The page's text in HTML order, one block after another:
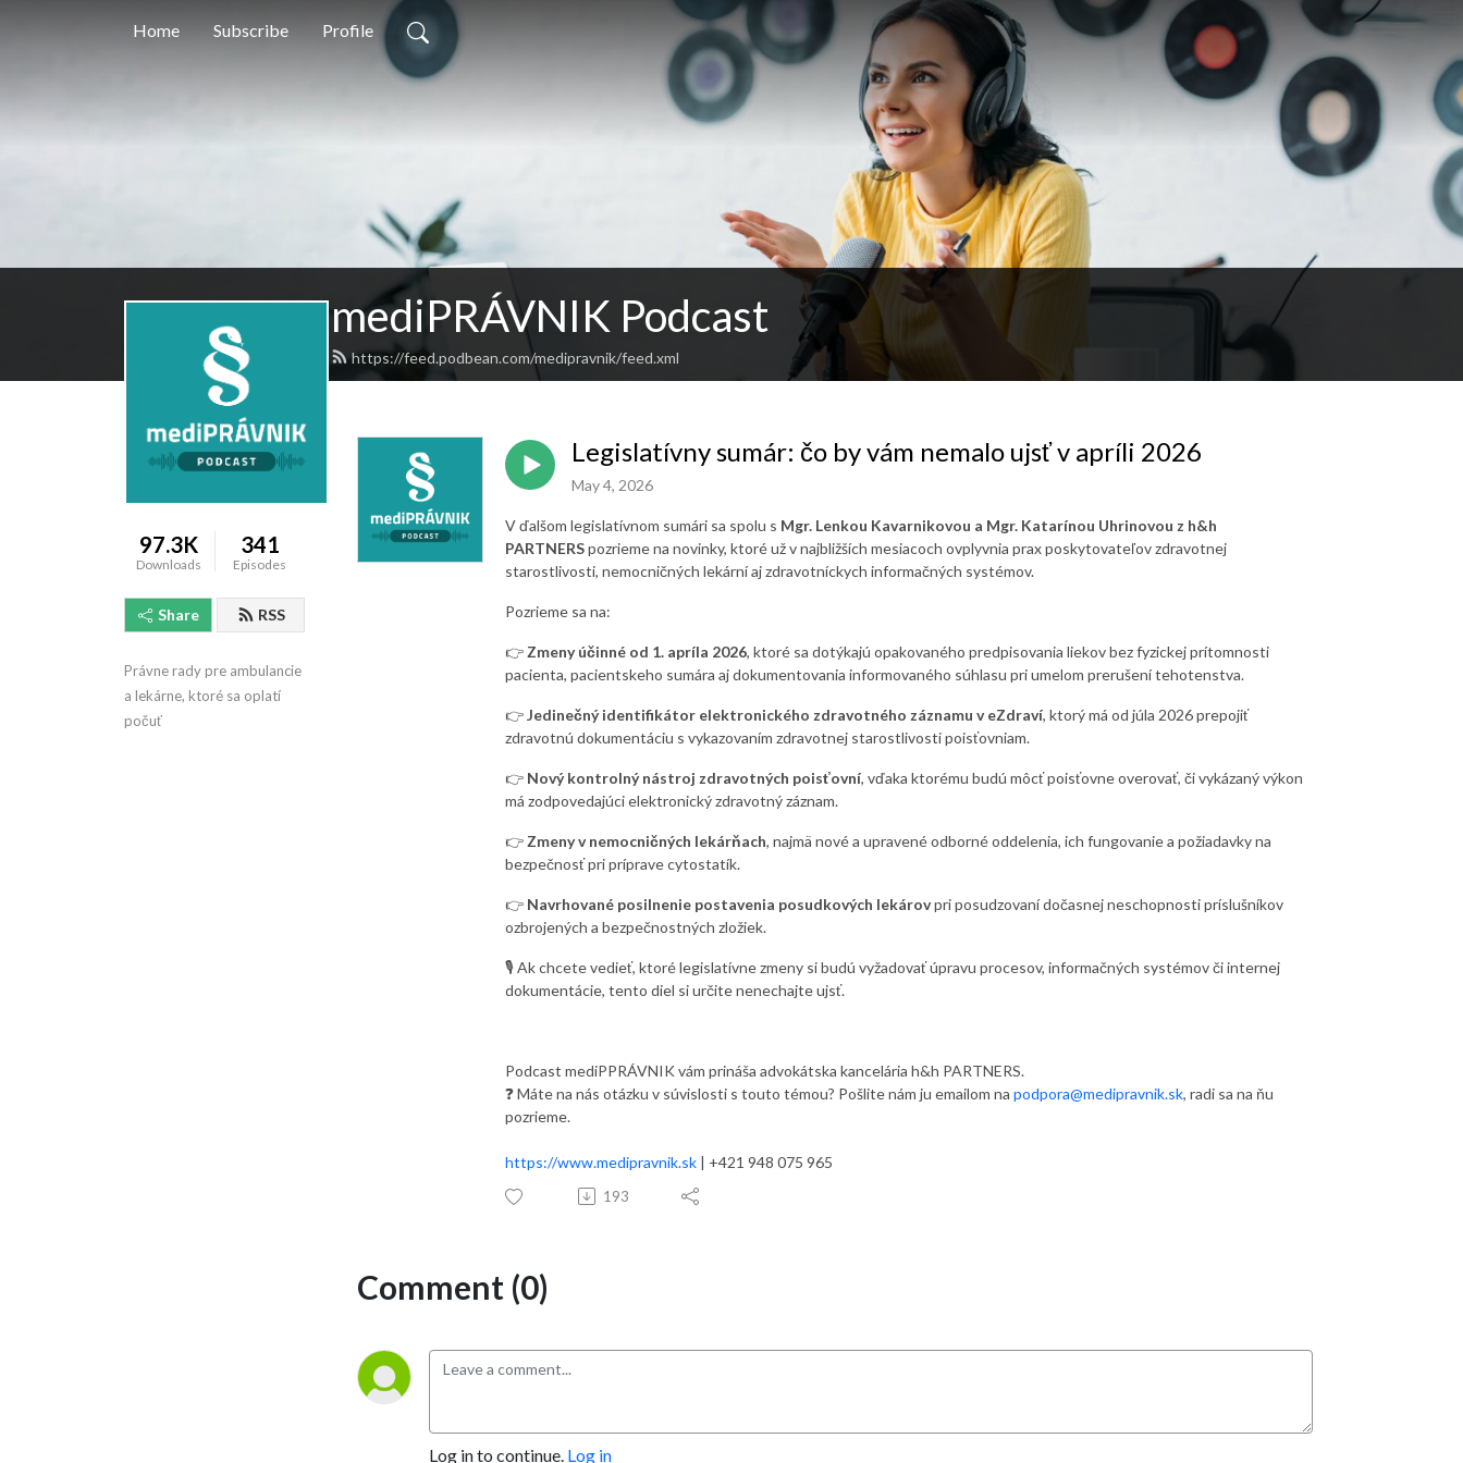
Home Subscribe Profile
mediPRÁVNIK Podcast
https://feed.podbean.com/medipravnik/feed.xml
97.3K
Downloads
341
Episodes
Share RSS
Právne rady pre ambulancie
a lekárne, ktoré sa oplatí
počuť
Legislatívny sumár: čo by vám nemalo ujsť v apríli 2026
May 4, 2026
V ďalšom legislatívnom sumári sa spolu s Mgr. Lenkou Kavarnikovou a Mgr. Katarínou Uhrinovou z h&h
PARTNERSpozrieme na novinky, ktoré už v najbližších mesiacoch ovplyvnia prax poskytovateľov zdravotnej
starostlivosti, nemocničných lekární aj zdravotníckych informačných systémov.
Pozrieme sa na:
👉 Zmeny účinné od 1. apríla 2026, ktoré sa dotýkajú opakovaného predpisovania liekov bez fyzickej prítomnosti
pacienta, pacientskeho sumára aj dokumentovania informovaného súhlasu pri umelom prerušení tehotenstva.
👉Jedinečný identifikátor elektronického zdravotného záznamu v eZdraví, ktorý má od júla 2026 prepojiť
zdravotnú dokumentáciu s vykazovaním zdravotnej starostlivosti poisťovniam.
👉 Nový kontrolný nástroj zdravotných poisťovní, vďaka ktorému budú môcť poisťovne overovať, či vykázaný výkon
má zodpovedajúci elektronický zdravotný záznam.
👉 Zmeny v nemocničných lekárňach, najmä nové a upravené odborné oddelenia, ich fungovanie a požiadavky na
bezpečnosť pri príprave cytostatík.
👉 Navrhované posilnenie postavenia posudkových lekárovpri posudzovaní dočasnej neschopnosti príslušníkov
ozbrojených a bezpečnostných zložiek.
🎙️ Ak chcete vedieť, ktoré legislatívne zmeny si budú vyžadovať úpravu procesov, informačných systémov či internej
dokumentácie, tento diel si určite nenechajte ujsť.
Podcast mediPPRÁVNIK vám prináša advokátska kancelária h&h PARTNERS.
❓ Máte na nás otázku v súvislosti s touto témou? Pošlite nám ju emailom na podpora@medipravnik.sk, radi sa na ňu
pozrieme.
https://www.medipravnik.sk | +421 948 075 965
193
Comment (0)
Log in to continue. Log in